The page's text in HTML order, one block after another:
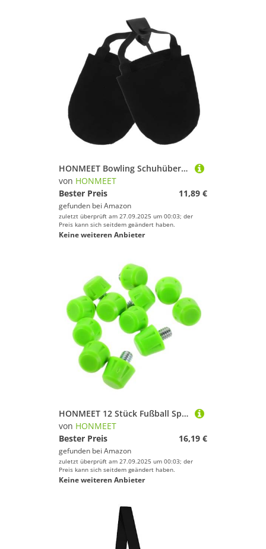
HONMEET Bowling Schuhüberzüge Schwarz rutschfest Leicht und Flexibel Universalgröße für Sportschuhe als Sportgerät und Mitgebsel zum Kindergeburtstag
von HONMEET
Bester Preis
11,89 €
gefunden bei Amazon
zuletzt überprüft am 27.09.2025 um 00:03; der
Preis kann sich seitdem geändert haben.
Keine weiteren Anbieter
HONMEET 12 Stück Fußball Spikes Leichtathletik Spikes Sprintschuhe Nägel Laufschuhe Laufschuhe rutschfeste Nägel Fußball Stollen Fußballstollen Ersatz
von HONMEET
Bester Preis
16,19 €
gefunden bei Amazon
zuletzt überprüft am 27.09.2025 um 00:03; der
Preis kann sich seitdem geändert haben.
Keine weiteren Anbieter